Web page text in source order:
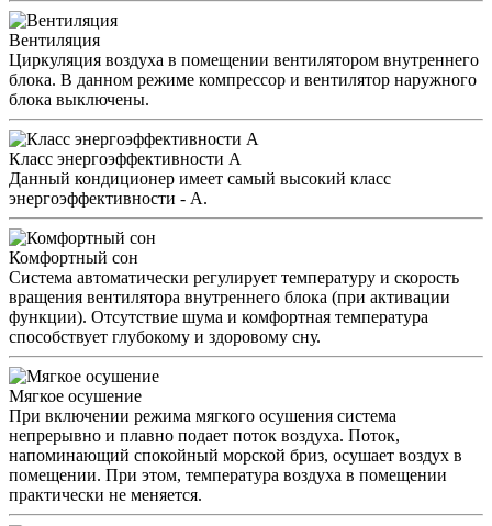
Вентиляция
Циркуляция воздуха в помещении вентилятором внутреннего
блока. В данном режиме компрессор и вентилятор наружного
блока выключены.
Класс энергоэффективности А
Данный кондиционер имеет самый высокий класс
энергоэффективности - А.
Комфортный сон
Система автоматически регулирует температуру и скорость
вращения вентилятора внутреннего блока (при активации
функции). Отсутствие шума и комфортная температура
способствует глубокому и здоровому сну.
Мягкое осушение
При включении режима мягкого осушения система
непрерывно и плавно подает поток воздуха. Поток,
напоминающий спокойный морской бриз, осушает воздух в
помещении. При этом, температура воздуха в помещении
практически не меняется.